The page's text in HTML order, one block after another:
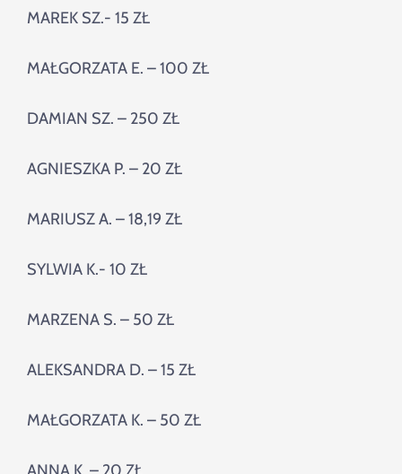
MAREK SZ.- 15 ZŁ
MAŁGORZATA E. – 100 ZŁ
DAMIAN SZ. – 250 ZŁ
AGNIESZKA P. – 20 ZŁ
MARIUSZ A. – 18,19 ZŁ
SYLWIA K.- 10 ZŁ
MARZENA S. – 50 ZŁ
ALEKSANDRA D. – 15 ZŁ
MAŁGORZATA K. – 50 ZŁ